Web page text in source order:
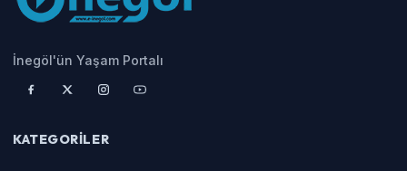
İnegöl'ün Yaşam Portalı
KATEGORILER